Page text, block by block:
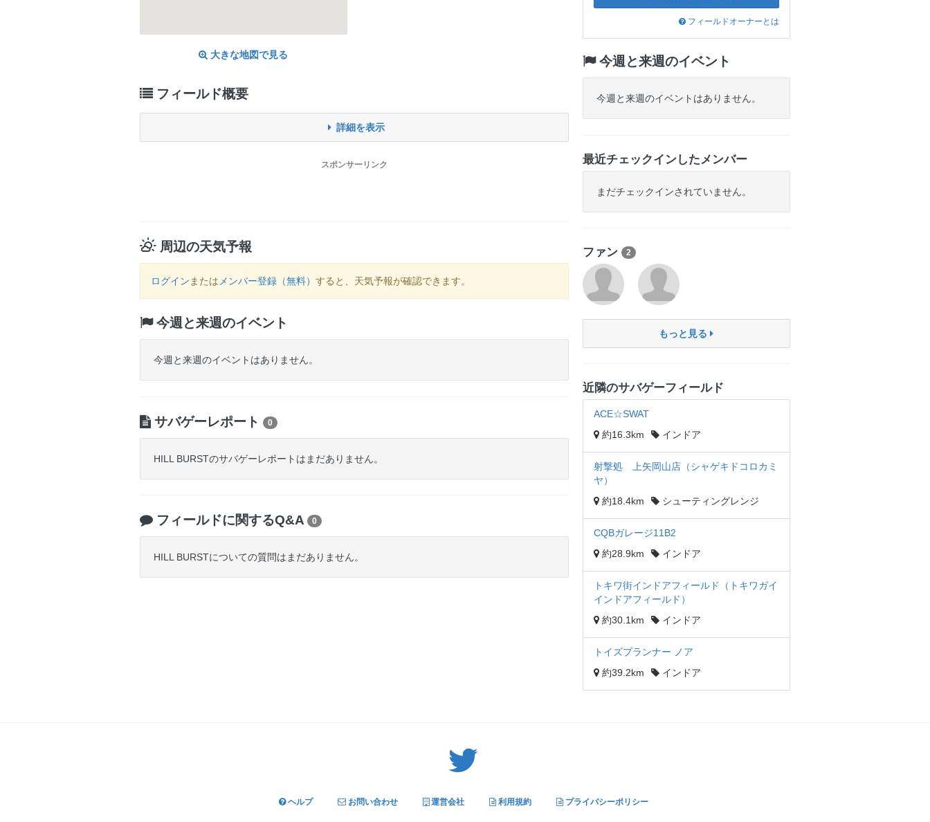
大きな地図で見る
フィールド概要
詳細を表示
スポンサーリンク
周辺の天気予報
ログイン または メンバー登録（無料） すると、天気予報が確認できます。
今週と来週のイベント
今週と来週のイベントはありません。
サバゲーレポート 0
HILL BURSTのサバゲーレポートはまだありません。
フィールドに関するQ&A 0
HILL BURSTについての質問はまだありません。
フィールドオーナーとは
今週と来週のイベント
今週と来週のイベントはありません。
最近チェックインしたメンバー
まだチェックインされていません。
ファン 2
もっと見る
近隣のサバゲーフィールド
ACE☆SWAT
約16.3km
インドア
射撃処 上矢岡山店（シャゲキドコロカミ
ヤ）
約18.4km
シューティングレンジ
CQBガレージ11B2
約28.9km
インドア
トキワ街インドアフィールド（トキワガイ
インドアフィールド）
約30.1km
インドア
トイズプランナー ノア
約39.2km
インドア
ヘルプ お問い合わせ 運営会社 利用規約 プライバシーポリシー